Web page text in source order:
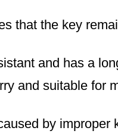
that the key
and has a
and suitable for
by improper